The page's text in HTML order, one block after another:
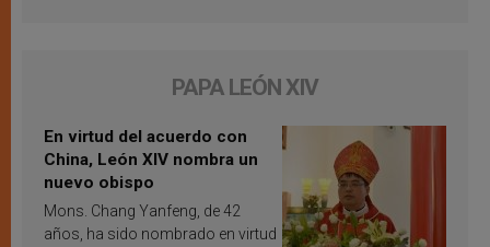
PAPA LEÓN XIV
En virtud del acuerdo con
China, León XIV nombra un
nuevo obispo
Mons. Chang Yanfeng, de 42
años, ha sido nombrado en virtud